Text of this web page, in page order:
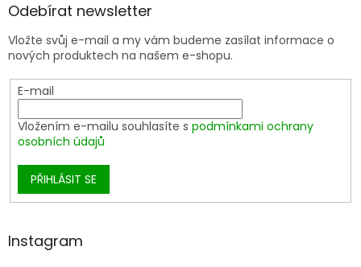
Odebírat newsletter
Vložte svůj e-mail a my vám budeme zasílat informace o
nových produktech na našem e-shopu.
E-mail
Vložením e-mailu souhlasíte s podmínkami ochrany
osobních údajů
PŘIHLÁSIT SE
Instagram